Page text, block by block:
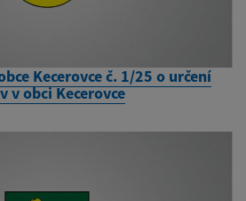
Kecerovce č. 1/25 o určení
v obci Kecerovce